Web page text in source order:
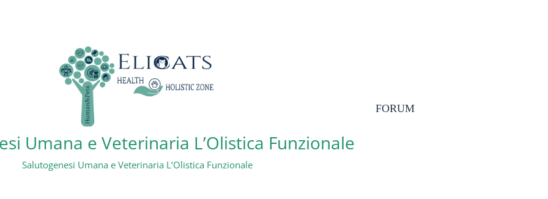
Umana e Veterinaria L’Olistica Funzionale
Salutogenesi Umana e Veterinaria L’Olistica Funzionale
FORUM